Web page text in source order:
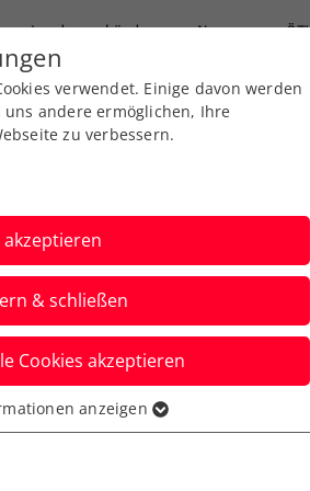
Landesverbände News
Über uns
verwendet. Einige davon werden
andere ermöglichen, Ihre
zu verbessern.
akzeptieren
& schließen
Cookies akzeptieren
grundlegende Funktionen der
dass die Webseite
anzeigen